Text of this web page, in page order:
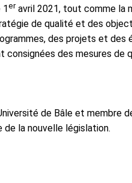
1eravril 2021, tout comme la
de qualité et des
des projets et
consignées des mesures
de Bâle et
de la nouvelle législation.